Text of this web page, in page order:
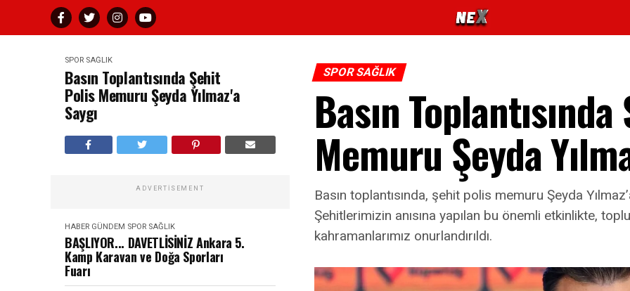
SPOR SAĞLIK
Basın Toplantısında Şehit
Polis Memuru Şeyda Yılmaz'a
Saygı
ADVERTISEMENT
HABER GÜNDEM SPOR SAĞLIK
BAŞLIYOR... DAVETLİSİNİZ Ankara 5.
Kamp Karavan ve Doğa Sporları
Fuarı
SPOR SAĞLIK
Basın
Memuru Şeyda
Basın toplantısında, şehit polis memuru Şeyda
Şehitlerimizin anısına yapılan bu önemli etkinlikte,
kahramanlarımız onurlandırıldı.